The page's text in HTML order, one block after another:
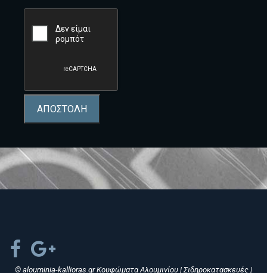
ΑΠΟΣΤΟΛΗ
© alouminia-kallioras.gr Κουφώματα Αλουμινίου | Σιδηροκατασκευές |